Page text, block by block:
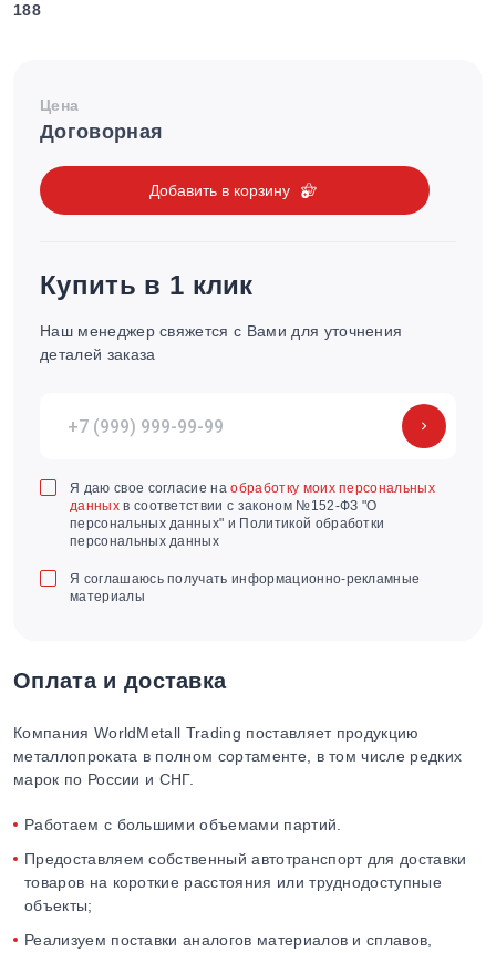
188
Цена
Договорная
Добавить в корзину
Купить в 1 клик
Наш менеджер свяжется с Вами для уточнения
деталей заказа
Я даю свое согласие наобработку моих персональных
данныхв соответствии с законом №152-ФЗ "О
персональных данных" и Политикой обработки
персональных данных
Я соглашаюсь получать информационно-рекламные
материалы
Оплата и доставка
Компания WorldMetall Trading поставляет продукцию
металлопроката в полном сортаменте, в том числе редких
марок по России и СНГ.
Работаем с большими объемами партий.
Предоставляем собственный автотранспорт для доставки
товаров на короткие расстояния или труднодоступные
объекты;
Реализуем поставки аналогов материалов и сплавов,